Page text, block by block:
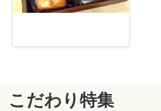
こだわり特集